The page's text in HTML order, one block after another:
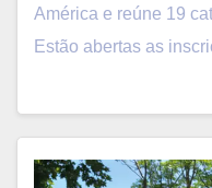
América e reúne 19
Estão abertas as